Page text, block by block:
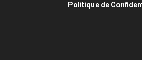
Politique de